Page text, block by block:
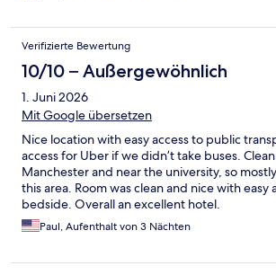
Verifizierte Bewertung
10/10 – Außergewöhnlich
1. Juni 2026
Mit Google übersetzen
Nice location with easy access to public
access for Uber if we didn’t take buses.
Manchester and near the university, so
this area. Room was clean and nice with easy
bedside. Overall an excellent hotel.
Paul, Aufenthalt von 3 Nächten